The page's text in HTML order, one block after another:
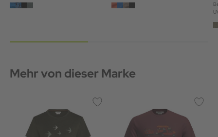
Mehr von dieser Marke